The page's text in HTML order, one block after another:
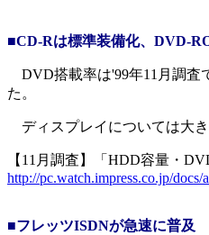
■CD-Rは標準装備化、DVD-
DVD搭載率は'99年11月調査
た。
ディスプレイについては大き
【11月調査】「HDD容量・
http://pc.watch.impress.co.jp/
■フレッツISDNが急速に普及